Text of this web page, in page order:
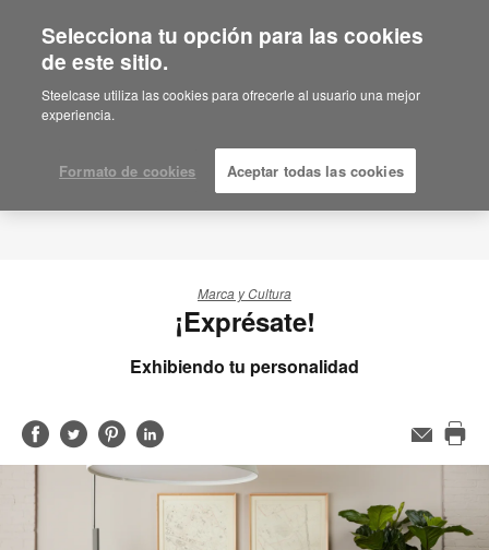
Marca y Cultura
¡Exprésate!
Exhibiendo tu personalidad
Compartir
en
Facebook
Compartir
en
Twitter
Compartir
en
Pinterest
Compartir
en
Linked-
in
Email
Selecciona tu opción para las cookies
de este sitio.
Steelcase utiliza las cookies para ofrecerle al usuario una mejor
experiencia.
Formato de cookies Aceptar todas las cookies